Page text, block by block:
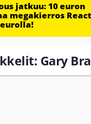
jatkuu: 10 euron
megakierros
Gary